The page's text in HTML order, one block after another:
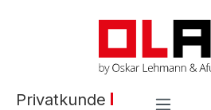
Privatkunde